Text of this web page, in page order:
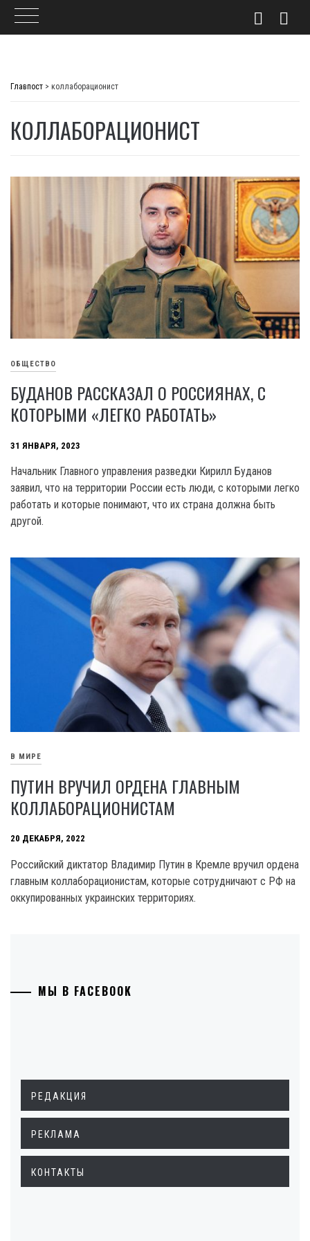
Главпост > коллаборационист
КОЛЛАБОРАЦИОНИСТ
ОБЩЕСТВО
БУДАНОВ РАССКАЗАЛ О РОССИЯНАХ, С
КОТОРЫМИ «ЛЕГКО РАБОТАТЬ»
31 ЯНВАРЯ, 2023
Начальник Главного управления разведки Кирилл Буданов
заявил, что на территории России есть люди, с которыми легко
работать и которые понимают, что их страна должна быть
другой.
В МИРЕ
ПУТИН ВРУЧИЛ ОРДЕНА ГЛАВНЫМ
КОЛЛАБОРАЦИОНИСТАМ
20 ДЕКАБРЯ, 2022
Российский диктатор Владимир Путин в Кремле вручил ордена
главным коллаборационистам, которые сотрудничают с РФ на
оккупированных украинских территориях.
МЫ В FACEBOOK
РЕДАКЦИЯ
РЕКЛАМА
КОНТАКТЫ